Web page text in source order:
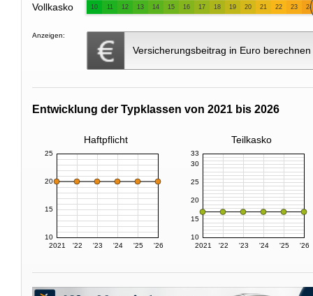
Vollkasko 10 11 12 13 14 15 16 17 18 19 20 21 22 23 24
Anzeigen:
Versicherungsbeitrag in Euro berechnen
Entwicklung der Typklassen von 2021 bis 2026
Haftpflicht Teilkasko
2021 '22 '23 '24 '25 '26
10
15
20
25
2021 '22 '23 '24 '25 '26
10
15
20
25
30
33